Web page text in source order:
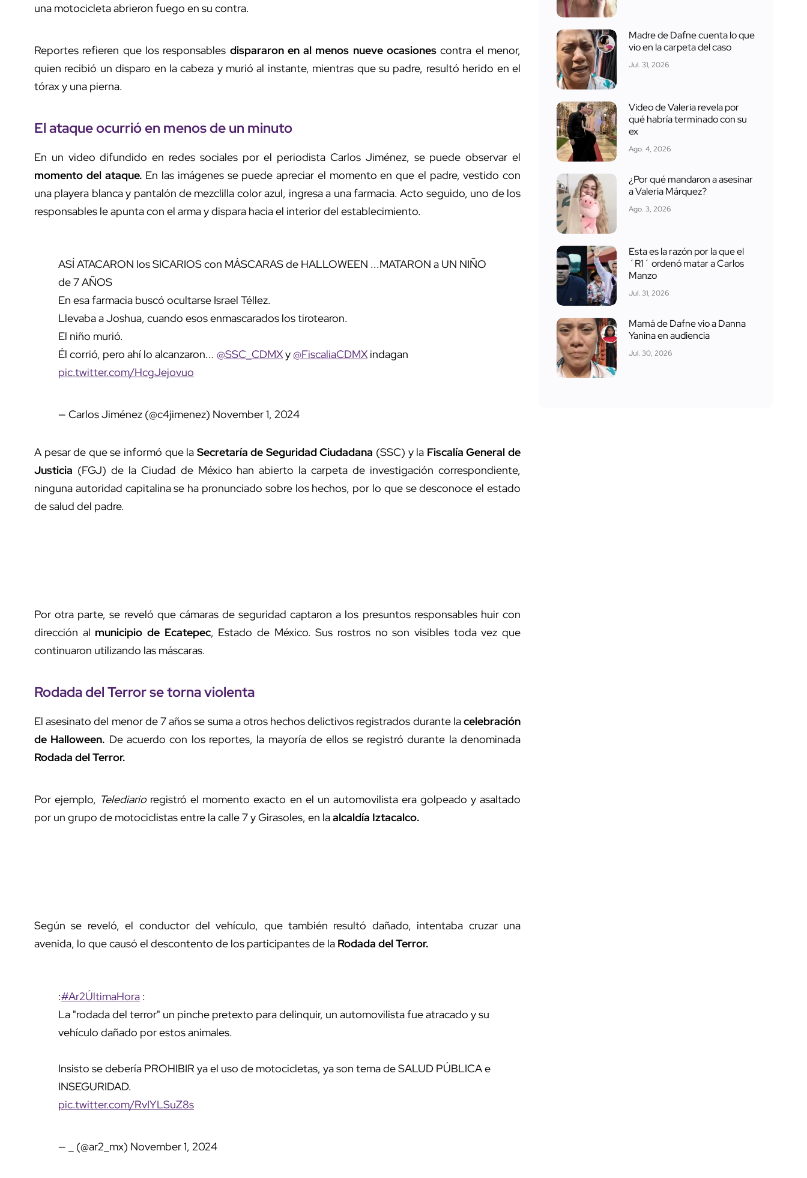
una motocicleta abrieron fuego en su contra.
Reportes refieren que los responsables dispararon en al menos nueve ocasiones contra el menor,
quien recibió un disparo en la cabeza y murió al instante, mientras que su padre, resultó herido en el
tórax y una pierna.
El ataque ocurrió en menos de un minuto
En un video difundido en redes sociales por el periodista Carlos Jiménez, se puede observar el
momento del ataque. En las imágenes se puede apreciar el momento en que el padre, vestido con
una playera blanca y pantalón de mezclilla color azul, ingresa a una farmacia. Acto seguido, uno de los
responsables le apunta con el arma y dispara hacia el interior del establecimiento.
ASÍ ATACARON los SICARIOS con MÁSCARAS de HALLOWEEN ...MATARON a UN NIÑO
de 7 AÑOS
En esa farmacia buscó ocultarse Israel Téllez.
Llevaba a Joshua, cuando esos enmascarados los tirotearon.
El niño murió.
Él corrió, pero ahí lo alcanzaron... @SSC_CDMXy@FiscaliaCDMXindagan
pic.twitter.com/HcgJejovuo
— Carlos Jiménez (@c4jimenez) November 1, 2024
A pesar de que se informó que la Secretaría de Seguridad Ciudadana (SSC) y la Fiscalía General de
Justicia (FGJ) de la Ciudad de México han abierto la carpeta de investigación correspondiente,
ninguna autoridad capitalina se ha pronunciado sobre los hechos, por lo que se desconoce el estado
de salud del padre.
Por otra parte, se reveló que cámaras de seguridad captaron a los presuntos responsables huir con
dirección al municipio de Ecatepec, Estado de México. Sus rostros no son visibles toda vez que
continuaron utilizando las máscaras.
Rodada del Terror se torna violenta
El asesinato del menor de 7 años se suma a otros hechos delictivos registrados durante lacelebración
de Halloween. De acuerdo con los reportes, la mayoría de ellos se registró durante la denominada
Rodada del Terror.
Por ejemplo, Telediario registró el momento exacto en el un automovilista era golpeado y asaltado
por un grupo de motociclistas entre la calle 7 y Girasoles, en laalcaldía Iztacalco.
Según se reveló, el conductor del vehículo, que también resultó dañado, intentaba cruzar una
avenida, lo que causó el descontento de los participantes de la Rodada del Terror.
:#Ar2ÚltimaHora :
La "rodada del terror" un pinche pretexto para delinquir, un automovilista fue atracado y su
vehículo dañado por estos animales.
Insisto se debería PROHIBIR ya el uso de motocicletas, ya son tema de SALUD PÚBLICA e
INSEGURIDAD.
pic.twitter.com/RvIYLSuZ8s
— _ (@ar2_mx) November 1, 2024
Madre de Dafne cuenta lo que
vio en la carpeta del caso
Jul. 31, 2026
Video de Valeria revela por
qué habría terminado con su
ex
Ago. 4, 2026
¿Por qué mandaron a asesinar
a Valeria Márquez?
Ago. 3, 2026
Esta es la razón por la que el
´R1´ ordenó matar a Carlos
Manzo
Jul. 31, 2026
Mamá de Dafne vio a Danna
Yanina en audiencia
Jul. 30, 2026